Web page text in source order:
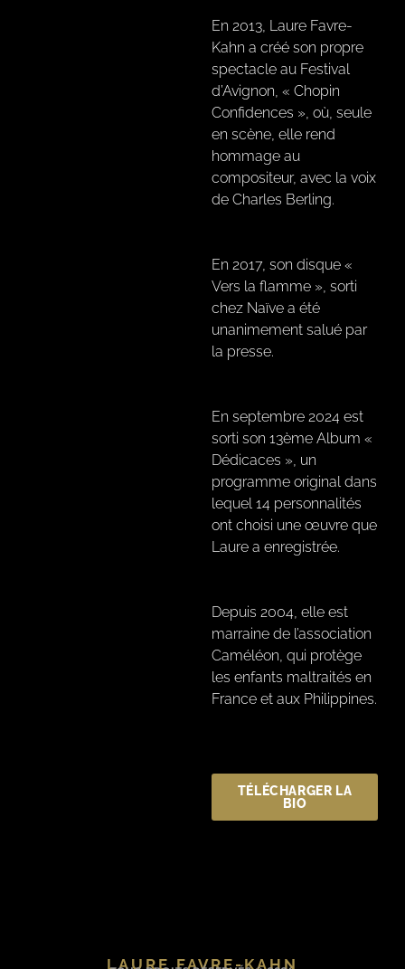
En 2013, Laure Favre-
Kahn a créé son propre
spectacle au Festival
d’Avignon, « Chopin
Confidences », où, seule
en scène, elle rend
hommage au
compositeur, avec la voix
de Charles Berling.
En 2017, son disque «
Vers la flamme », sorti
chez Naïve a été
unanimement salué par
la presse.
En septembre 2024 est
sorti son 13ème Album «
Dédicaces », un
programme original dans
lequel 14 personnalités
ont choisi une œuvre que
Laure a enregistrée.
Depuis 2004, elle est
marraine de l’association
Caméléon, qui protège
les enfants maltraités en
France et aux Philippines.
TÉLÉCHARGER LA
BIO
LAURE FAVRE-KAHN